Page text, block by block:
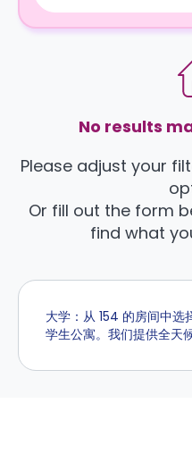
No results
Please adjust your
Or fill out the form
find what
大学：从 154 的房间中
学生公寓。我们提供全天